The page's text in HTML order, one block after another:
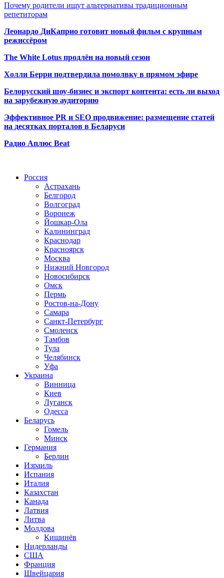
Почему родители ищут альтернативы традиционным
репетиторам
Леонардо ДиКаприо готовит новый фильм с крупным
режиссёром
The White Lotus продлён на новый сезон
Холли Берри подтвердила помолвку в прямом эфире
Белорусский шоу-бизнес и экспорт контента: есть ли выход
на зарубежную аудиторию
Эффективное PR и SEO продвижение: размещение статей
на десятках порталов в Беларуси
Радио Аплюс Beat
Россия
Астрахань
Белгород
Волгоград
Воронеж
Йошкар-Ола
Калининград
Краснодар
Красноярск
Москва
Нижний Новгород
Новосибирск
Омск
Пермь
Ростов-на-Дону
Самара
Санкт-Петербург
Смоленск
Тамбов
Тула
Челябинск
Уфа
Украина
Винница
Киев
Луганск
Одесса
Беларусь
Гомель
Минск
Германия
Берлин
Израиль
Испания
Италия
Казахстан
Канада
Латвия
Литва
Молдова
Кишинёв
Нидерланды
США
Франция
Швейцария